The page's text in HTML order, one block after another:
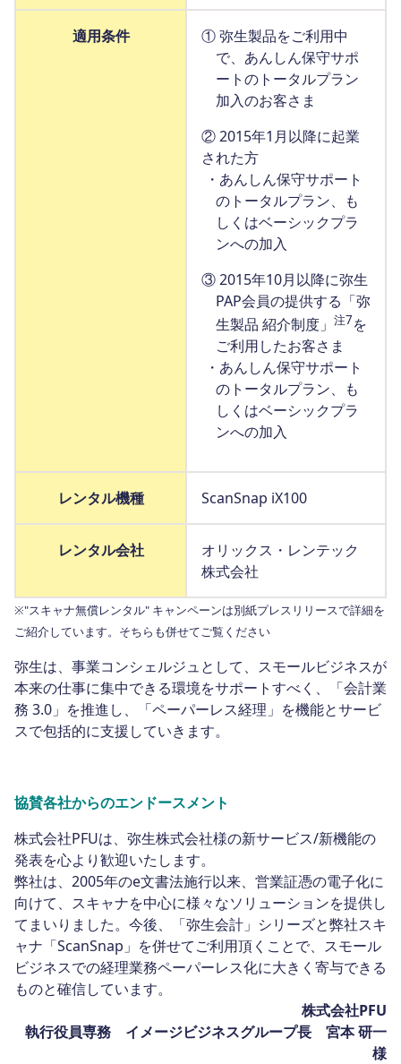
適用条件
① 弥生製品をご利用中
で、あんしん保守サポ
ートのトータルプラン
加入のお客さま
② 2015年1月以降に起業
された方
・あんしん保守サポート
のトータルプラン、も
しくはベーシックプラ
ンへの加入
③ 2015年10月以降に弥生
PAP会員の提供する「弥
生製品 紹介制度」 注7を
ご利用したお客さま
・あんしん保守サポート
のトータルプラン、も
しくはベーシックプラ
ンへの加入
レンタル機種 ScanSnap iX100
レンタル会社
オリックス・レンテック
株式会社
※"スキャナ無償レンタル" キャンペーンは別紙プレスリリースで詳細を
ご紹介しています。そちらも併せてご覧ください
弥生は、事業コンシェルジュとして、スモールビジネスが
本来の仕事に集中できる環境をサポートすべく、「会計業
務 3.0」を推進し、「ペーパーレス経理」を機能とサービ
スで包括的に支援していきます。
協賛各社からのエンドースメント
株式会社PFUは、弥生株式会社様の新サービス/新機能の
発表を心より歓迎いたします。
弊社は、2005年のe文書法施行以来、営業証憑の電子化に
向けて、スキャナを中心に様々なソリューションを提供し
てまいりました。今後、「弥生会計」シリーズと弊社スキ
ャナ「ScanSnap」を併せてご利用頂くことで、スモール
ビジネスでの経理業務ペーパーレス化に大きく寄与できる
ものと確信しています。
株式会社PFU
執行役員専務 イメージビジネスグループ長 宮本 研一
様